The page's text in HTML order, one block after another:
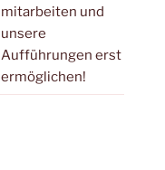
mitarbeiten und
unsere
Aufführungen erst
ermöglichen!